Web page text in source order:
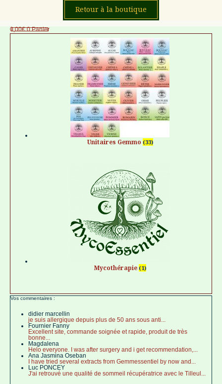
Retour à la boutique
0,00€ 0 Panier
Unitaires Gemmo (33)
Mycothérapie (1)
Vos commentaires :
didier marcellin
je suis allergique depuis plus de 50 ans sous anti...
Fournier Fanny
Excellent site, commande soignée et rapide, produit de très
bonne...
Magdalena
Helo everyone. I was after surgery and i get recommendation,...
Ana Jasmina Oseban
I have tried several extracts from Gemmessentiel by now and...
Luc PONCEY
J'ai retrouvé une qualité de sommeil récupératrice avec le Tilleul...